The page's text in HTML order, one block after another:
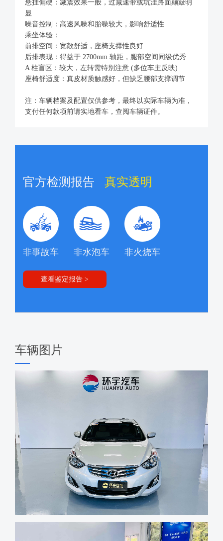
悬挂偏硬：减震效果一般，过减速带或坑洼路面颠簸明
显
噪音控制：高速风噪和胎噪较大，影响舒适性
乘坐体验：
前排空间：宽敞舒适，座椅支撑性良好
后排表现：得益于 2700mm 轴距，腿部空间同级优秀
A 柱盲区：较大，左转需特别注意 (多位车主反映)
座椅舒适度：真皮材质触感好，但缺乏腰部支撑调节
注：车辆档案及配置仅供参考，最终以实际车辆为准，
支付任何款项前请实地看车，查阅车辆证件。
官方检测报告 真实透明
非事故车 非水泡车 非火烧车
查看鉴定报告 >
车辆图片